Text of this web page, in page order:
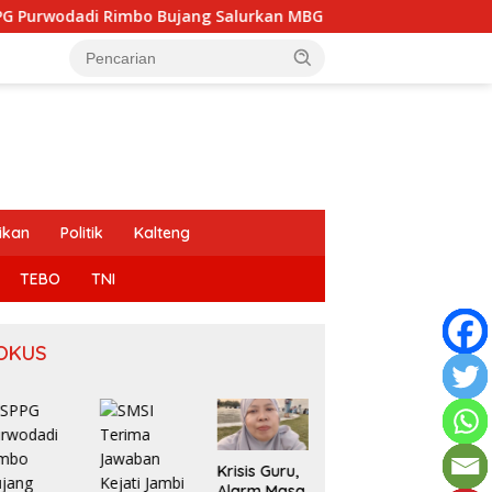
Salurkan MBG Sesuai SOP, Sugeng: Seluruh Makanan
Politik Kalteng
TEBO TNI
Krisis Guru,